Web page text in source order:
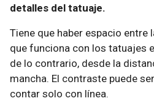
detalles del tatuaje.
Tiene que haber espacio entre
que funciona con los tatuajes
de lo contrario, desde la
mancha. El contraste puede
contar solo con línea.